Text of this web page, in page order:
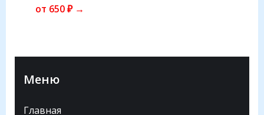
от 650 ₽ →
Меню
Главная